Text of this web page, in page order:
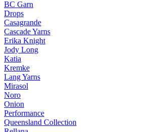
BC Garn
Drops
Casagrande
Cascade Yarns
Erika Knight
Jody Long
Katia
Kremke
Lang Yarns
Mirasol
Noro
Onion
Performance
Queensland Collection